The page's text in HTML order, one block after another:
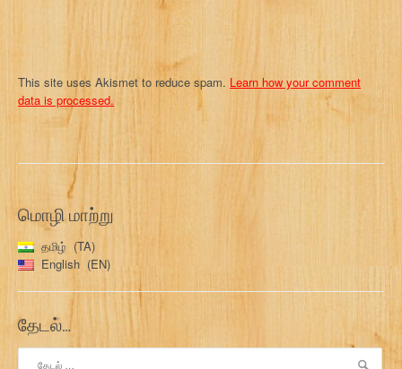
This site uses Akismet to reduce spam. Learn how your comment
data is processed.
மொழி மாற்று
தமிழ்
TA
English
EN
தேடல்…